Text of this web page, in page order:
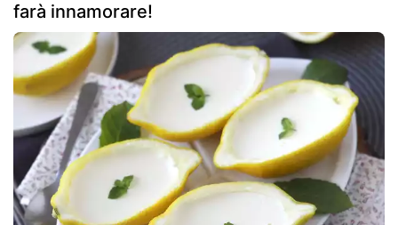
farà innamorare!